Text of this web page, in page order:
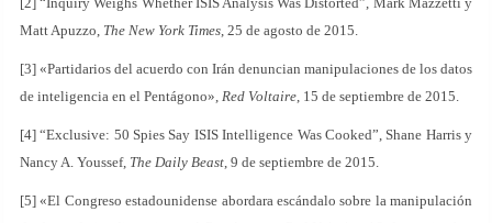
Matt Apuzzo, The New York Times, 25 de agosto de 2015.
[3] «Partidarios del acuerdo con Irán denuncian manipulaciones de los datos
de inteligencia en el Pentágono», Red Voltaire, 15 de septiembre de 2015.
[4] “Exclusive: 50 Spies Say ISIS Intelligence Was Cooked”, Shane Harris y
Nancy A. Youssef, The Daily Beast, 9 de septiembre de 2015.
[5] «El Congreso estadounidense abordara escándalo sobre la manipulación